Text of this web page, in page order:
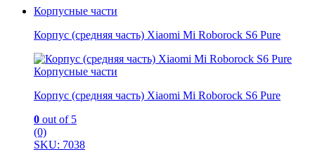
Корпусные части
Корпус (средняя часть) Xiaomi Mi Roborock S6 Pure
Корпусные части
Корпус (средняя часть) Xiaomi Mi Roborock S6 Pure
0 out of 5
(0)
SKU: 7038